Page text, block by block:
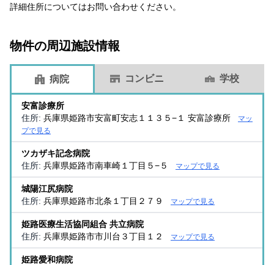
詳細住所についてはお問い合わせください。
物件の周辺施設情報
病院 コンビニ 学校
安富診療所
住所: 兵庫県姫路市安富町安志１１３５−１ 安富診療所
マッ
プで見る
ツカザキ記念病院
住所: 兵庫県姫路市南車崎１丁目５−５ マップで見る
城陽江尻病院
住所: 兵庫県姫路市北条１丁目２７９ マップで見る
姫路医療生活協同組合 共立病院
住所: 兵庫県姫路市市川台３丁目１２ マップで見る
姫路愛和病院